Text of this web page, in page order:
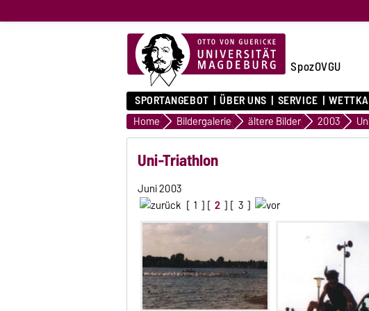
SpozOVGU
SPORTANGEBOT ÜBER UNS SERVICE
Home Bildergalerie ältere Bilder 2003
Uni-Triathlon
Juni 2003
[ 1 ] [ 2 ] [ 3 ]